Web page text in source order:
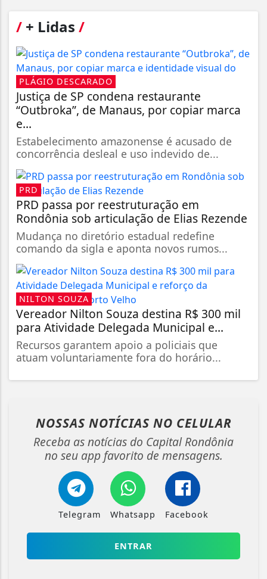
/ + Lidas /
PLÁGIO DESCARADO
Justiça de SP condena restaurante
“Outbroka”, de Manaus, por copiar marca
e...
Estabelecimento amazonense é acusado de
concorrência desleal e uso indevido de...
PRD
PRD passa por reestruturação em
Rondônia sob articulação de Elias Rezende
Mudança no diretório estadual redefine
comando da sigla e aponta novos rumos...
NILTON SOUZA
Vereador Nilton Souza destina R$ 300 mil
para Atividade Delegada Municipal e...
Recursos garantem apoio a policiais que
atuam voluntariamente fora do horário...
NOSSAS NOTÍCIAS NO CELULAR
Receba as notícias do Capital Rondônia
no seu app favorito de mensagens.
Telegram Whatsapp Facebook
ENTRAR